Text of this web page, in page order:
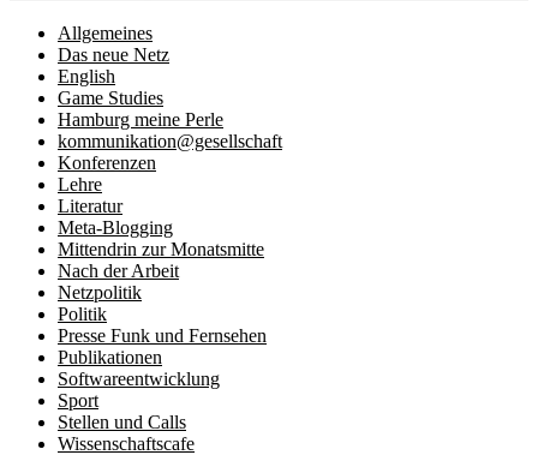
Allgemeines
Das neue Netz
English
Game Studies
Hamburg meine Perle
kommunikation@gesellschaft
Konferenzen
Lehre
Literatur
Meta-Blogging
Mittendrin zur Monatsmitte
Nach der Arbeit
Netzpolitik
Politik
Presse Funk und Fernsehen
Publikationen
Softwareentwicklung
Sport
Stellen und Calls
Wissenschaftscafe